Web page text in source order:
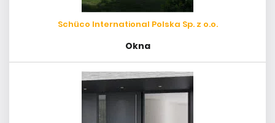
Schüco International Polska Sp. z o.o.
Okna